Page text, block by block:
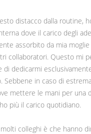
distacco dalla routine,
dove il carico degli
assorbito da mia moglie
collaboratori. Questo mi
di dedicarmi
Sebbene in caso di
mettere le mani per una
più il carico quotidiano.
colleghi è che hanno